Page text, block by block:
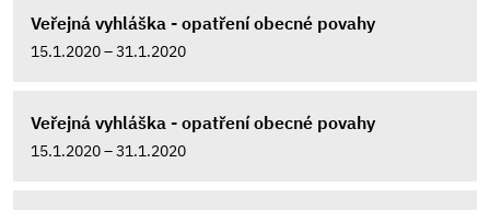
Veřejná vyhláška - opatření obecné povahy
15.1.2020 – 31.1.2020
Veřejná vyhláška - opatření obecné povahy
15.1.2020 – 31.1.2020